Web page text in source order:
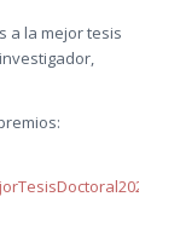
a la mejor tesis